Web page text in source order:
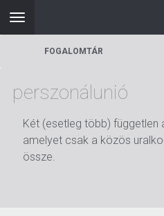
Toggle
navigation
FOGALOMTÁR
perszonálunió
Két (esetleg több) független
amelyet csak a közös
össze.